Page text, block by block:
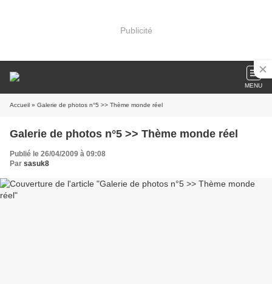
Publicité
MENU
Accueil » Galerie de photos n°5 >> Thème monde réel
Galerie de photos n°5 >> Thème monde réel
Publié le 26/04/2009 à 09:08
Par sasuk8